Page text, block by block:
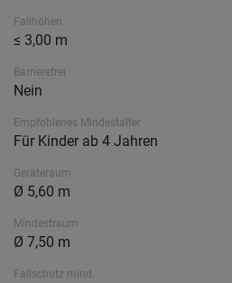
Fallhöhen
≤ 3,00 m
Barrierefrei
Nein
Empfohlenes Mindestalter
Für Kinder ab 4 Jahren
Geräteraum
Ø 5,60 m
Mindestraum
Ø 7,50 m
Fallschutz mind.